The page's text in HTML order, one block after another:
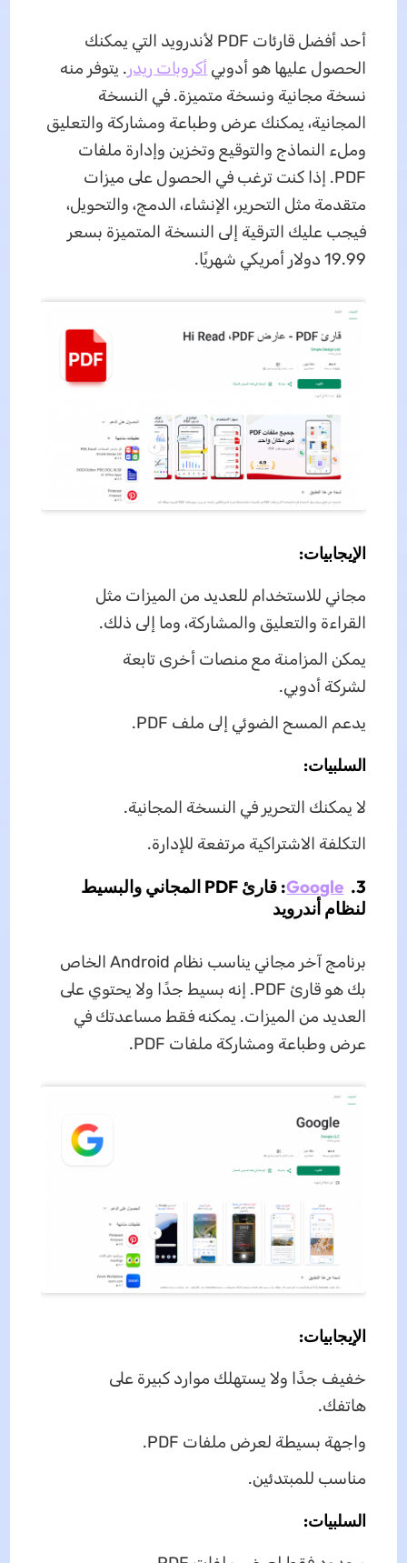
أحد أفضل قارئات PDF لأندرويد التي يمكنك
الحصول عليها هو أدوبي أكروبات ريدر. يتوفر منه
نسخة مجانية ونسخة متميزة. في النسخة
المجانية، يمكنك عرض وطباعة ومشاركة والتعليق
وملء النماذج والتوقيع وتخزين وإدارة ملفات
PDF. إذا كنت ترغب في الحصول على ميزات
متقدمة مثل التحرير، الإنشاء، الدمج، والتحويل،
فيجب عليك الترقية إلى النسخة المتميزة بسعر
19.99 دولار أمريكي شهريًا.
الإيجابيات:
مجاني للاستخدام للعديد من الميزات مثل
القراءة والتعليق والمشاركة، وما إلى ذلك.
يمكن المزامنة مع منصات أخرى تابعة
لشركة أدوبي.
يدعم المسح الضوئي إلى ملف PDF.
السلبيات:
لا يمكنك التحرير في النسخة المجانية.
التكلفة الاشتراكية مرتفعة للإدارة.
3.
Google
: قارئ PDF المجاني والبسيط
لنظام أندرويد
برنامج آخر مجاني يناسب نظام Android الخاص
بك هو قارئ PDF. إنه بسيط جدًا ولا يحتوي على
العديد من الميزات. يمكنه فقط مساعدتك في
عرض وطباعة ومشاركة ملفات PDF.
الإيجابيات:
خفيف جدًا ولا يستهلك موارد كبيرة على
هاتفك.
واجهة بسيطة لعرض ملفات PDF.
مناسب للمبتدئين.
السلبيات: